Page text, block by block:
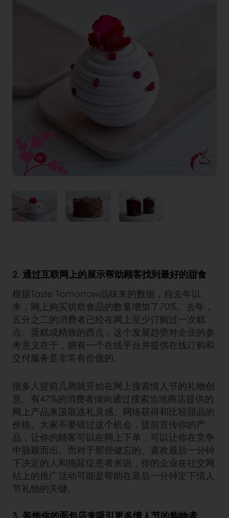
2. 通过互联网上的展示帮助顾客找到最好的甜食
根据Taste Tomorrow品味来的数据，自去年以
来，网上购买烘焙食品的数量增加了70%。去年，
五分之二的消费者已经在网上至少订购过一次糕
点、蛋糕或精致的西点，这个发展趋势对企业的参
考意义在于，拥有一个在线平台并提供在线订购和
交付服务是非常有价值的。
很多人提前几周就开始在网上搜索情人节的礼物创
意。有47%的消费者倾向通过搜索当地商店提供的
网上产品来汲取送礼灵感。网络获得和比较甜品的
价格。大家不要错过这个机会，提前宣传你的产
品，让你的顾客可以在网上下单，可以让你在竞争
中脱颖而出。而对于那些健忘的、喜欢最后一分钟
下决定的人和拖延症患者来说，你的企业在社交网
站上的推广活动可能是帮助在最后一分钟定下情人
节礼物的关键。